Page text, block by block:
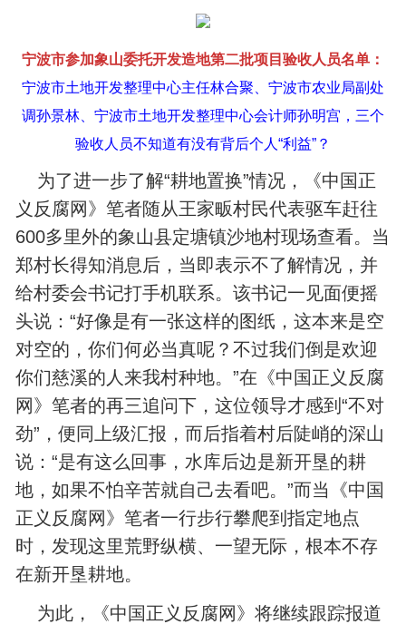
宁波市参加象山委托开发造地第二批项目验收人员名单：
宁波市土地开发整理中心主任林合聚、宁波市农业局副处
调孙景林、宁波市土地开发整理中心会计师孙明宫，三个
验收人员不知道有没有背后个人“利益”？
为了进一步了解“耕地置换”情况，《中国正
义反腐网》笔者随从王家畈村民代表驱车赶往
600多里外的象山县定塘镇沙地村现场查看。当
郑村长得知消息后，当即表示不了解情况，并
给村委会书记打手机联系。该书记一见面便摇
头说：“好像是有一张这样的图纸，这本来是空
对空的，你们何必当真呢？不过我们倒是欢迎
你们慈溪的人来我村种地。”在《中国正义反腐
网》笔者的再三追问下，这位领导才感到“不对
劲”，便同上级汇报，而后指着村后陡峭的深山
说：“是有这么回事，水库后边是新开垦的耕
地，如果不怕辛苦就自己去看吧。”而当《中国
正义反腐网》笔者一行步行攀爬到指定地点
时，发现这里荒野纵横、一望无际，根本不存
在新开垦耕地。
为此，《中国正义反腐网》将继续跟踪报道